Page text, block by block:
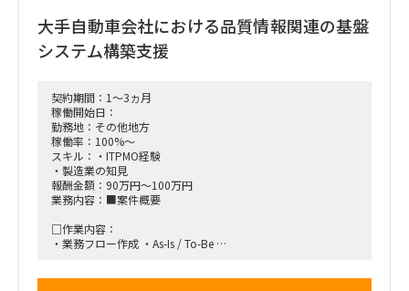
・(月)リモート（夕方に移動して宇都宮）
・(火)宇都宮
・(水)宇都宮
■面談回数：基本1回
■備考：
・宿泊・交通費は実費精算。ただし単価に含むことも可能(単
価に20万を上乗せ)
・長期参画できる方、大歓迎です
大手自動車会社における品質情報関連の基盤
システム構築支援
契約期間：1～3ヵ月
稼働開始日：
勤務地：その他地方
稼働率：100%～
スキル：・ITPMO経験
・製造業の知見
報酬金額：90万円～100万円
業務内容：■案件概要
□作業内容：
・業務フロー作成 ・As-Is / To-Be